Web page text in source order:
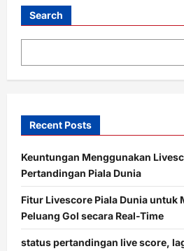
t
i
Search
Recent Posts
Keuntungan Menggunakan
Pertandingan Piala Dunia
Fitur Livescore Piala Dunia untuk
Peluang Gol secara Real-Time
status pertandingan live score,